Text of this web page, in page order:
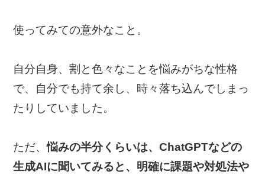
使ってみての意外なこと。
自分自身、割と色々なことを悩みがちな性格
で、自分でも持て余し、時々落ち込んでしまっ
たりしていました。
ただ、悩みの半分くらいは、ChatGPTなどの
生成AIに聞いてみると、明確に課題や対処法や